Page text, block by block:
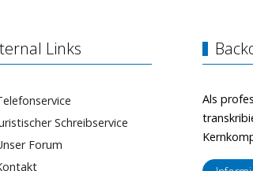
Links
Schreibservice
Forum
Als